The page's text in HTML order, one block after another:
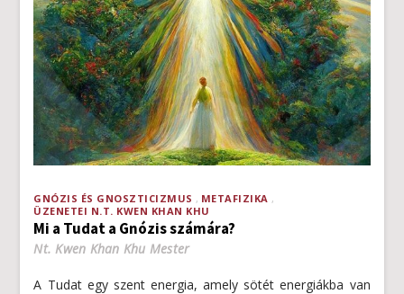
GNÓZIS ÉS GNOSZTICIZMUS
METAFIZIKA
ÜZENETEI N.T. KWEN KHAN KHU
Mi a Tudat a Gnózis számára?
Nt. Kwen Khan Khu Mester
A Tudat egy szent energia, amely sötét energiákba van